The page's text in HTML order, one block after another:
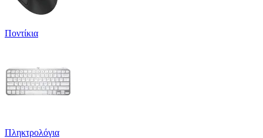
Ποντίκια
Πληκτρολόγια